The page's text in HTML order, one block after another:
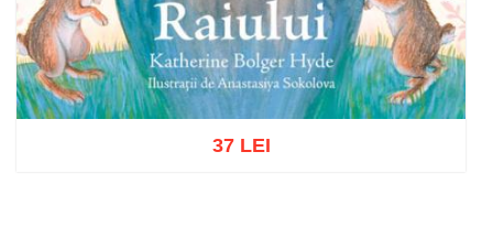
37 LEI